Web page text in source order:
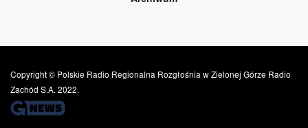
Copyright © Polskie Radio Regionalna Rozgłośnia w Zielonej Górze Radio
Zachód S.A. 2022.